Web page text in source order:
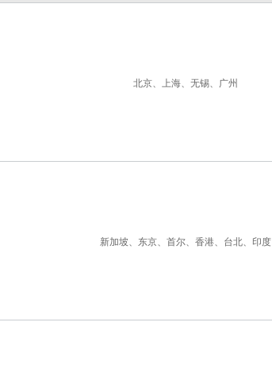
北京、上海、无锡、广州
新加坡、东京、首尔、香港、台北、印度